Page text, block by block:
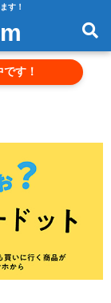
す！
す！